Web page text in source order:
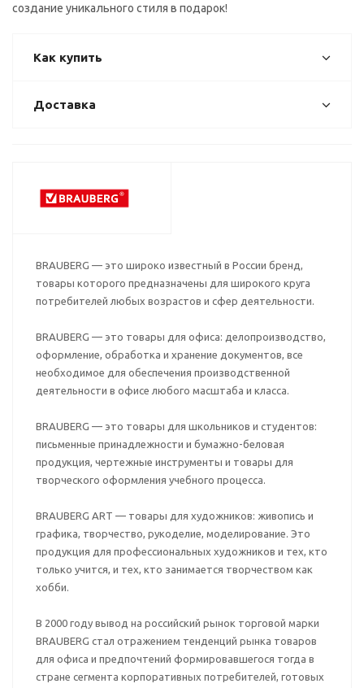
создание уникального стиля в подарок!
Как купить
Доставка
BRAUBERG — это широко известный в России бренд,
товары которого предназначены для широкого круга
потребителей любых возрастов и сфер деятельности.
BRAUBERG — это товары для офиса: делопроизводство,
оформление, обработка и хранение документов, все
необходимое для обеспечения производственной
деятельности в офисе любого масштаба и класса.
BRAUBERG — это товары для школьников и студентов:
письменные принадлежности и бумажно-беловая
продукция, чертежные инструменты и товары для
творческого оформления учебного процесса.
BRAUBERG ART — товары для художников: живопись и
графика, творчество, рукоделие, моделирование. Это
продукция для профессиональных художников и тех, кто
только учится, и тех, кто занимается творчеством как
хобби.
В 2000 году вывод на российский рынок торговой марки
BRAUBERG стал отражением тенденций рынка товаров
для офиса и предпочтений формировавшегося тогда в
стране сегмента корпоративных потребителей, готовых